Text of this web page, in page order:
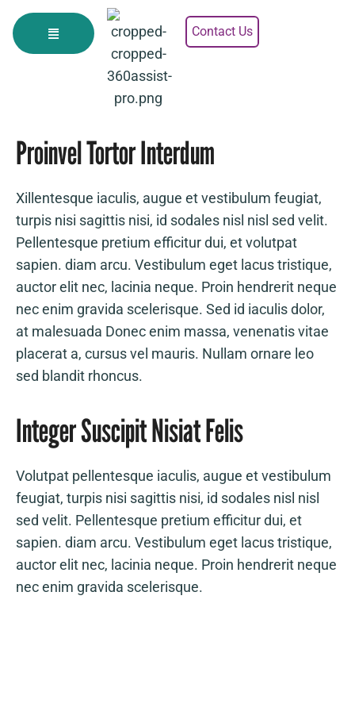
Contact Us
Proinvel Tortor Interdum
Xillentesque iaculis, augue et vestibulum feugiat,
turpis nisi sagittis nisi, id sodales nisl nisl sed velit.
Pellentesque pretium efficitur dui, et volutpat
sapien. diam arcu. Vestibulum eget lacus tristique,
auctor elit nec, lacinia neque. Proin hendrerit neque
nec enim gravida scelerisque. Sed id iaculis dolor,
at malesuada Donec enim massa, venenatis vitae
placerat a, cursus vel mauris. Nullam ornare leo
sed blandit rhoncus.
Integer Suscipit Nisiat Felis
Volutpat pellentesque iaculis, augue et vestibulum
feugiat, turpis nisi sagittis nisi, id sodales nisl nisl
sed velit. Pellentesque pretium efficitur dui, et
sapien. diam arcu. Vestibulum eget lacus tristique,
auctor elit nec, lacinia neque. Proin hendrerit neque
nec enim gravida scelerisque.